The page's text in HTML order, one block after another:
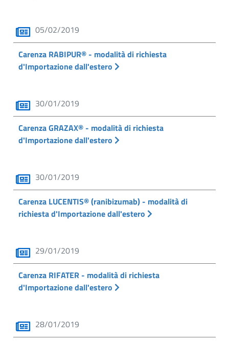
05/02/2019
Carenza RABIPUR® - modalità di richiesta
d'Importazione dall'estero
30/01/2019
Carenza GRAZAX® - modalità di richiesta
d'Importazione dall'estero
30/01/2019
Carenza LUCENTIS® (ranibizumab) - modalità di
richiesta d'Importazione dall'estero
29/01/2019
Carenza RIFATER - modalità di richiesta
d'Importazione dall'estero
28/01/2019